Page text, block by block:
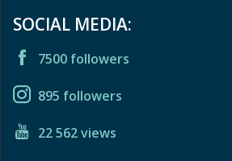
SOCIAL MEDIA:
7500 followers
895 followers
22 562 views